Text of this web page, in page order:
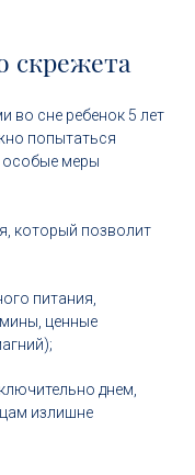
скрежета
во сне ребенок 5 лет
попытаться
особые меры
который позволит
питания,
ценные
днем,
излишне